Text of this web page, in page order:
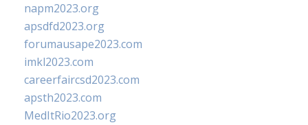
napm2023.org
apsdfd2023.org
forumausape2023.com
imkl2023.com
careerfaircsd2023.com
apsth2023.com
MedItRio2023.org